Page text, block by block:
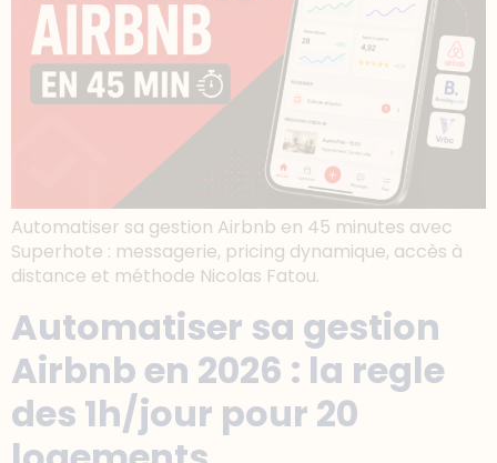
Automatiser sa gestion Airbnb en 45 minutes avec
Superhote : messagerie, pricing dynamique, accès à
distance et méthode Nicolas Fatou.
Automatiser sa gestion
Airbnb en 2026 : la regle
des 1h/jour pour 20